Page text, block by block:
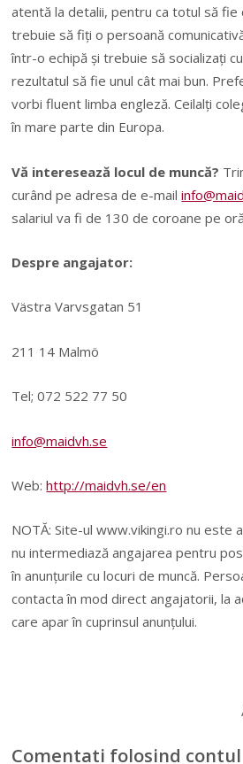
atentă la detalii, pentru ca totul să fie
trebuie să fiți o persoană
într-o echipă și trebuie să socializați
rezultatul să fie unul cât mai bun.
vorbi fluent limba engleză. Ceilalți
în mare parte din Europa.
Vă interesează locul de muncă?
curând pe adresa de e-mail
salariul va fi de 130 de coroane pe
Despre angajator:
Västra Varvsgatan 51
211 14 Malmö
Tel; 072 522 77 50
info@maidvh.se
Web:http://maidvh.se/en
NOTĂ: Site-ul www.vikingi.ro nu este
nu intermediază angajarea pentru
în anunțurile cu locuri de muncă.
contacta în mod direct angajatorii, la
care apar în cuprinsul anunțului.
Comentati folosind contul